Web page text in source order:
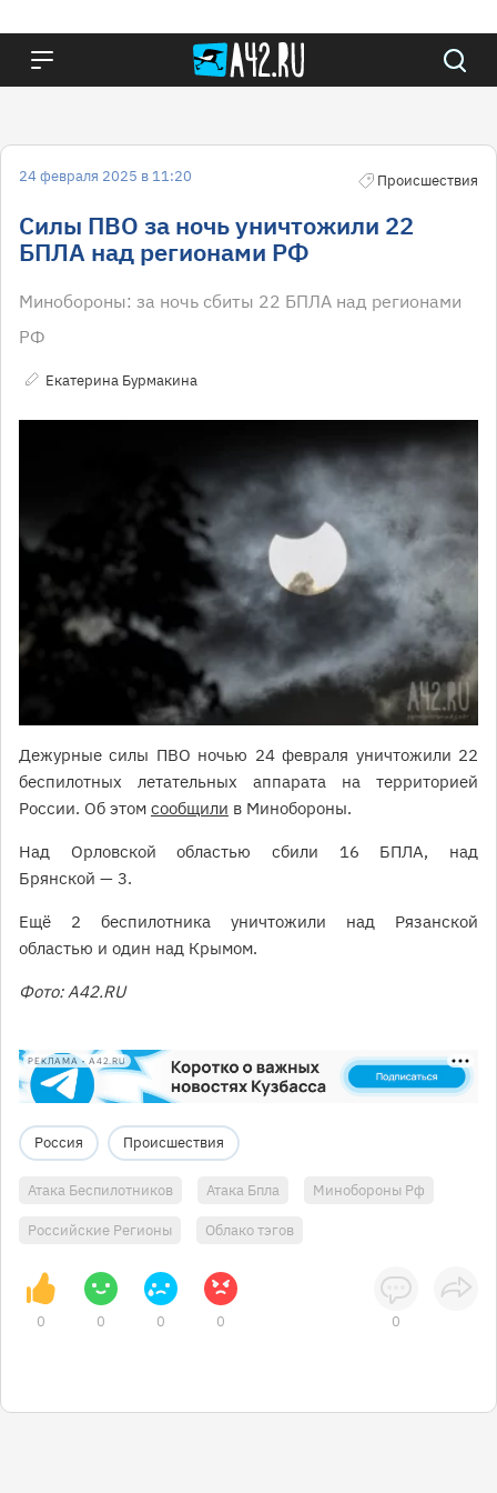
24 февраля 2025 в 11:20 Происшествия
Силы ПВО за ночь уничтожили 22
БПЛА над регионами РФ
Минобороны: за ночь сбиты 22 БПЛА над регионами
РФ
Екатерина Бурмакина
Дежурные силы ПВО ночью 24 февраля уничтожили 22
беспилотных летательных аппарата на территорией
России. Об этом сообщили в Минобороны.
Над Орловской областью сбили 16 БПЛА, над
Брянской — 3.
Ещё 2 беспилотника уничтожили над Рязанской
областью и один над Крымом.
Фото: А42.RU
РЕКЛАМА • A42.RU
Россия Происшествия
Атака Беспилотников Атака Бпла Минобороны Рф
Российские Регионы Облако тэгов
0 0 0 0 0